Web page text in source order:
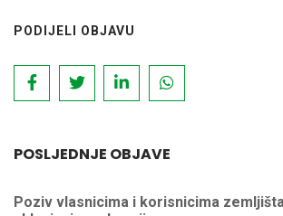
PODIJELI OBJAVU
POSLJEDNJE OBJAVE
Poziv vlasnicima i korisnicima